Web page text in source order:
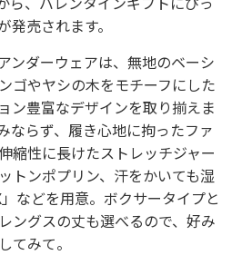
発売されます。
ンダーウェアは、無地のベーシ
ゴやヤシの木をモチーフにした
ン豊富なデザインを取り揃えま
ならず、履き心地に拘ったファ
縮性に長けたストレッチジャー
トンポプリン、汗をかいても湿
などを用意。ボクサータイプと
ングスの丈も選べるので、好み
てみて。